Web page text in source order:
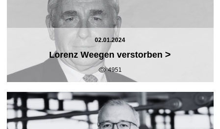
02.01.2024
Lorenz Weegen verstorben >
4951